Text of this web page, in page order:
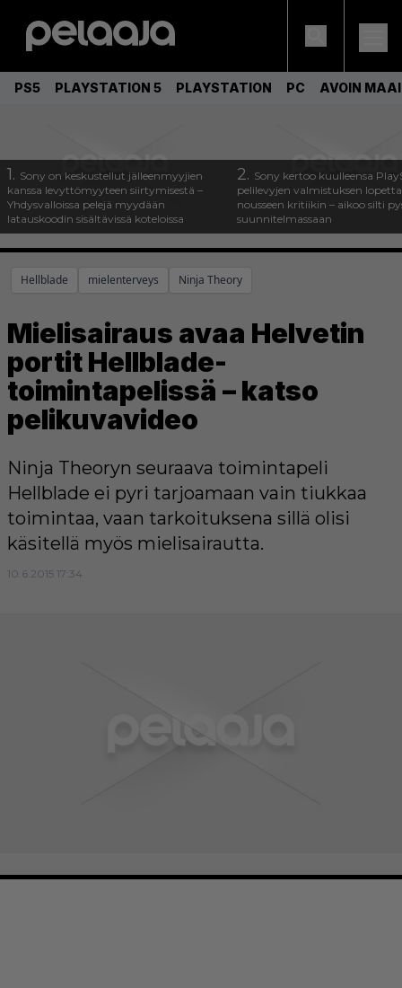
PS5 PLAYSTATION 5 PLAYSTATION PC AVOIN
1. Sony on keskustellut jälleenmyyjien
kanssa levyttömyyteen siirtymisestä –
Yhdysvalloissa pelejä myydään
latauskoodin sisältävissä koteloissa
2. Sony kertoo kuulleensa
pelilevyjen valmistuksen
nousseen kritiikin – aikoo silti
suunnitelmassaan
Hellblade mielenterveys Ninja Theory
Mielisairaus avaa Helvetin
portit Hellblade-
toimintapelissä – katso
pelikuvavideo
Ninja Theoryn seuraava toimintapeli
Hellblade ei pyri tarjoamaan vain tiukkaa
toimintaa, vaan tarkoituksena sillä olisi
käsitellä myös mielisairautta.
10.6.2015 17:34